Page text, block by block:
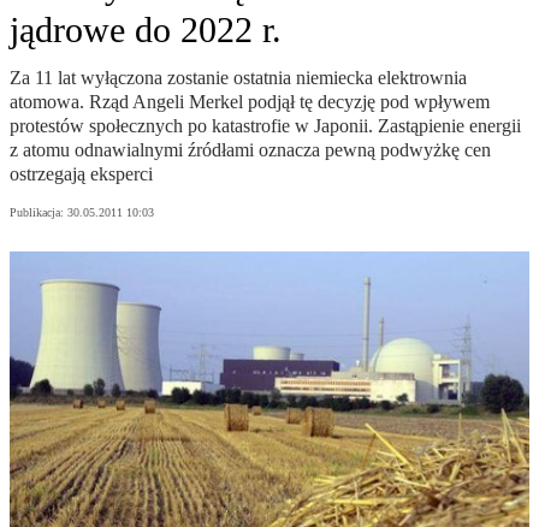
jądrowe do 2022 r.
Za 11 lat wyłączona zostanie ostatnia niemiecka elektrownia
atomowa. Rząd Angeli Merkel podjął tę decyzję pod wpływem
protestów społecznych po katastrofie w Japonii. Zastąpienie energii
z atomu odnawialnymi źródłami oznacza pewną podwyżkę cen
ostrzegają eksperci
Publikacja: 30.05.2011 10:03